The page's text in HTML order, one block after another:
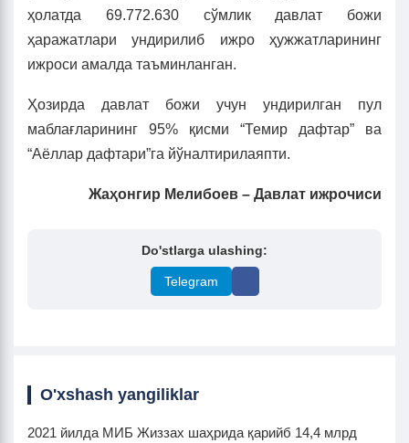
ҳолатда 69.772.630 сўмлик давлат божи
ҳаражатлари ундирилиб ижро ҳужжатларининг
ижроси амалда таъминланган.
Ҳозирда давлат божи учун ундирилган пул
маблағларининг 95% қисми “Темир дафтар” ва
“Аёллар дафтари”га йўналтирилаяпти.
Жаҳонгир Мелибоев – Давлат ижрочиси
Do'stlarga ulashing:
Telegram
O'xshash yangiliklar
2021 йилда МИБ Жиззах шаҳрида қарийб 14,4 млрд